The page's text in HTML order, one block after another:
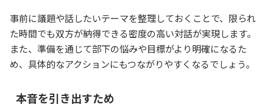
事前に議題や話したいテーマを整理しておくことで、限られ
た時間でも双方が納得できる密度の高い対話が実現します。
また、準備を通じて部下の悩みや目標がより明確になるた
め、具体的なアクションにもつながりやすくなるでしょう。
本音を引き出すため